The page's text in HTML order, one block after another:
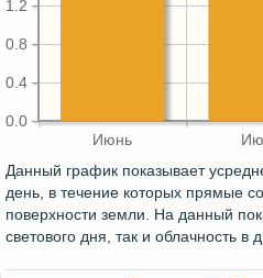
Июнь
0.0
0.4
0.8
1.2
Данный график показывает
день, в течение которых прямые
поверхности земли. На данный
светового дня, так и облачность в